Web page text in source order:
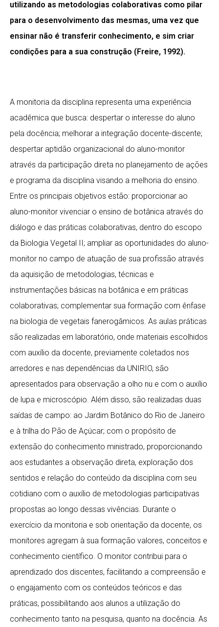
utilizando as metodologias colaborativas como pilar
para o desenvolvimento das mesmas, uma vez que
ensinar não é transferir conhecimento, e sim criar
condições para a sua construção (Freire, 1992).
A monitoria da disciplina representa uma experiência
acadêmica que busca: despertar o interesse do aluno
pela docência; melhorar a integração docente-discente;
despertar aptidão organizacional do aluno-monitor
através da participação direta no planejamento de ações
e programa da disciplina visando a melhoria do ensino.
Entre os principais objetivos estão: proporcionar ao
aluno-monitor vivenciar o ensino de botânica através do
diálogo e das práticas colaborativas, dentro do escopo
da Biologia Vegetal II; ampliar as oportunidades do aluno-
monitor no campo de atuação de sua profissão através
da aquisição de metodologias, técnicas e
instrumentações básicas na botânica e em práticas
colaborativas; complementar sua formação com ênfase
na biologia de vegetais fanerogâmicos. As aulas práticas
são realizadas em laboratório, onde materiais escolhidos
com auxílio da docente, previamente coletados nos
arredores e nas dependências da UNIRIO, são
apresentados para observação a olho nu e com o auxílio
de lupa e microscópio. Além disso, são realizadas duas
saídas de campo: ao Jardim Botânico do Rio de Janeiro
e à trilha do Pão de Açúcar; com o propósito de
extensão do conhecimento ministrado, proporcionando
aos estudantes a observação direta, exploração dos
sentidos e relação do conteúdo da disciplina com seu
cotidiano com o auxílio de metodologias participativas
propostas ao longo dessas vivências. Durante o
exercício da monitoria e sob orientação da docente, os
monitores agregam à sua formação valores, conceitos e
conhecimento científico. O monitor contribui para o
aprendizado dos discentes, facilitando a compreensão e
o engajamento com os conteúdos teóricos e das
práticas, possibilitando aos alunos a utilização do
conhecimento tanto na pesquisa, quanto na docência. As